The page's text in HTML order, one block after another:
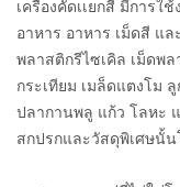
เครื่องคัดเเยกสี มีการใ
อาหาร อาหาร เม็ดสี แ
พลาสติกรีไซเคิล เม็ดพ
กระเทียม เมล็ดแตงโม
ปลากานพลู แก้ว โลหะ
สกปรกและวัสดุพิเศษนั้